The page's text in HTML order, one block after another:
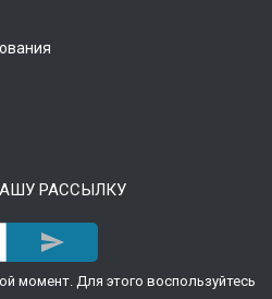
РАССЫЛКУ

момент. Для этого воспользуйтесь